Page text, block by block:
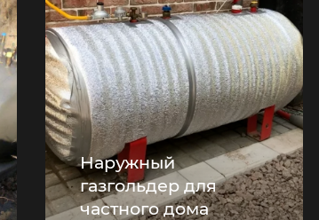
Наружный
газгольдер для
частного дома